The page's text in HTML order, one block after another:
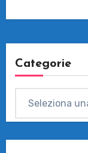
Categorie